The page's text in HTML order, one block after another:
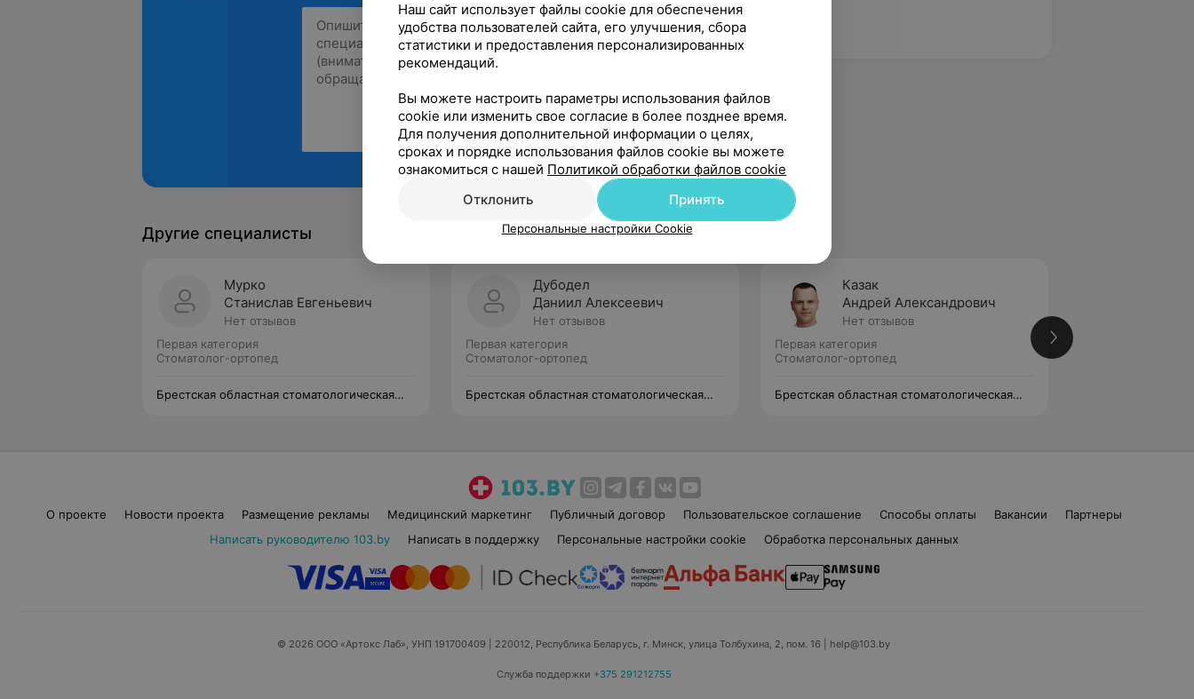
Рекомендую
Другие специалисты
Мурко
Станислав Евгеньевич
Нет отзывов
Первая категория
Стоматолог-ортопед
Брестская областная стоматологическая
Дубодел
Даниил Алексеевич
Нет отзывов
Первая категория
Стоматолог-ортопед
Брестская областная стоматологическая
Казак
Андрей Александрович
Нет отзывов
Первая категория
Стоматолог-ортопед
Брестская областная стоматологическая
О проекте Новости проекта Размещение рекламы Медицинский маркетинг Публичный договор Пользовательское соглашение Способы оплаты Вакансии
Партнеры
Написать руководителю 103.by
Написать в поддержку Персональные настройки cookie Обработка персональных данных
© 2026 ООО «Артокс Лаб», УНП 191700409 | 220012, Республика Беларусь, г. Минск, улица Толбухина, 2, пом. 16 | help@103.by
Служба поддержки +375 291212755
Наш сайт использует файлы cookie для обеспечения
удобства пользователей сайта, его улучшения, сбора
статистики и предоставления персонализированных
рекомендаций.
Вы можете настроить параметры использования файлов
cookie или изменить свое согласие в более позднее время.
Для получения дополнительной информации о целях,
сроках и порядке использования файлов cookie вы можете
ознакомиться с нашей Политикой обработки файлов cookie
Отклонить
Принять
Персональные настройки Cookie